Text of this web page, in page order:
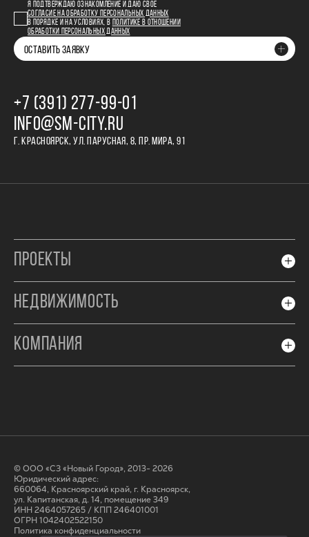
Я ПОДТВЕРЖДАЮ ОЗНАКОМЛЕНИЕ И ДАЮ СВОЕ
СОГЛАСИЕ НА ОБРАБОТКУ ПЕРСОНАЛЬНЫХ ДАННЫХ
В ПОРЯДКЕ И НА УСЛОВИЯХ, В
ПОЛИТИКЕ В ОТНОШЕНИИ
ОБРАБОТКИ ПЕРСОНАЛЬНЫХ ДАННЫХ
ОСТАВИТЬ ЗАЯВКУ
+7 (391) 277‒99‒01
INFO@SM-CITY.RU
Г. КРАСНОЯРСК, УЛ. ПАРУСНАЯ, 8, ПР. МИРА, 91
ПРОЕКТЫ
НЕДВИЖИМОСТЬ
КОМПАНИЯ
© ООО «СЗ «Новый Город», 2013- 2026
Юридический адрес:
660064, Красноярский край, г. Красноярск,
ул. Капитанская, д. 14, помещение 349
ИНН 2464057265 / КПП 246401001
ОГРН 1042402522150
Политика конфиденциальности